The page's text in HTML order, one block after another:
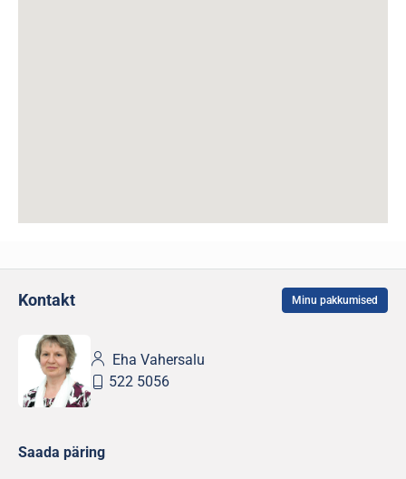
Kontakt Minu pakkumised
Eha Vahersalu
522 5056
Saada päring